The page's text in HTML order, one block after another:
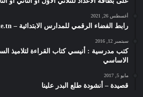
أغسطس 26, 2021
رابط الفضاء الرقمي للمدارس الابتدائية – CNTE www.ent.cnte.tn
سبتمبر 12, 2016
كتب مدرسية : أنيسي كتاب القراءة لتلاميذ
الاساسي
مايو 5, 2017
قصيدة – أنشودة طلع البدر علينا